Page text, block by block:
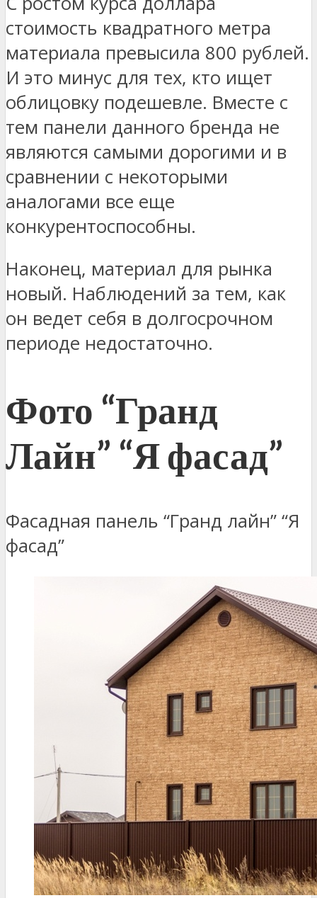
стоимость квадратного метра
материала превысила 800 рублей.
И это минус для тех, кто ищет
облицовку подешевле. Вместе с
тем панели данного бренда не
являются самыми дорогими и в
сравнении с некоторыми
аналогами все еще
конкурентоспособны.
Наконец, материал для рынка
новый. Наблюдений за тем, как
он ведет себя в долгосрочном
периоде недостаточно.
Фото “Гранд
Лайн” “Я фасад”
Фасадная панель “Гранд лайн” “Я
фасад”